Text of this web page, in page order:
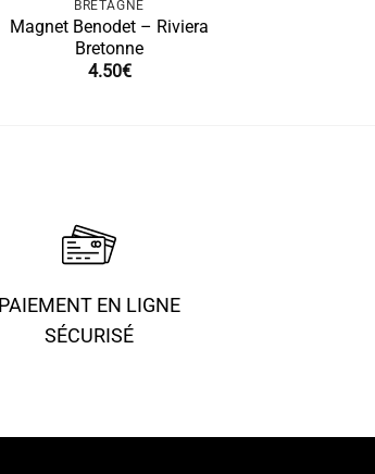
BRETAGNE
Magnet Benodet – Riviera
Bretonne
4.50€
PAIEMENT EN LIGNE
SÉCURISÉ